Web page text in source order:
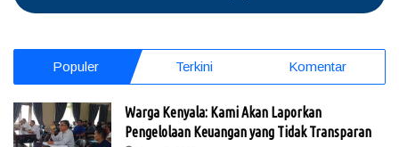
Populer Terkini Komentar
Warga Kenyala: Kami Akan Laporkan
Pengelolaan Keuangan yang Tidak Transparan